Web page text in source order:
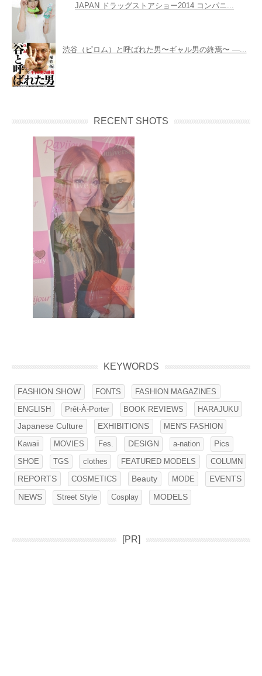
JAPAN ドラッグストアショー2014 コンパニ...
渋谷（ピロム）と呼ばれた男〜ギャル男の終焉〜 ―...
RECENT SHOTS
KEYWORDS
FASHION SHOW FONTS
FASHION MAGAZINES
ENGLISH
Prêt-À-Porter BOOK REVIEWS
HARAJUKU
Japanese Culture
EXHIBITIONS
MEN'S FASHION
Kawaii
MOVIES Fes. DESIGN a-nation
Pics
SHOE
TGS clothes FEATURED MODELS COLUMN
REPORTS COSMETICS Beauty MODE
EVENTS
NEWS
Street Style Cosplay MODELS
[PR]